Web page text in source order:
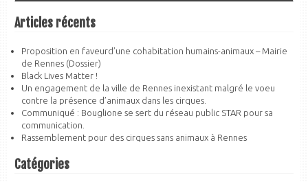
Articles récents
Proposition en faveurd’une cohabitation humains-animaux – Mairie
de Rennes (Dossier)
Black Lives Matter !
Un engagement de la ville de Rennes inexistant malgré le voeu
contre la présence d’animaux dans les cirques.
Communiqué : Bouglione se sert du réseau public STAR pour sa
communication.
Rassemblement pour des cirques sans animaux à Rennes
Catégories